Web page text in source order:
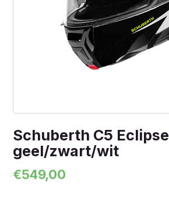
Schuberth C5 Eclipse
geel/zwart/wit
€549,00